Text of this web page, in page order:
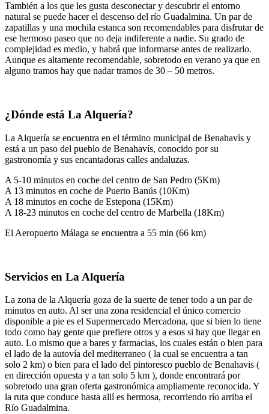
También a los que les gusta desconectar y descubrir el entorno
natural se puede hacer el descenso del río Guadalmina. Un par de
zapatillas y una mochila estanca son recomendables para disfrutar de
ese hermoso paseo que no deja indiferente a nadie. Su grado de
complejidad es medio, y habrá que informarse antes de realizarlo.
Aunque es altamente recomendable, sobretodo en verano ya que en
alguno tramos hay que nadar tramos de 30 – 50 metros.
¿Dónde está La Alquería?
La Alquería se encuentra en el término municipal de Benahavís y
está a un paso del pueblo de Benahavís, conocido por su
gastronomía y sus encantadoras calles andaluzas.
A 5-10 minutos en coche del centro de San Pedro (5Km)
A 13 minutos en coche de Puerto Banús (10Km)
A 18 minutos en coche de Estepona (15Km)
A 18-23 minutos en coche del centro de Marbella (18Km)
El Aeropuerto Málaga se encuentra a 55 min (66 km)
Servicios en La Alquería
La zona de la Alquería goza de la suerte de tener todo a un par de
minutos en auto. Al ser una zona residencial el único comercio
disponible a pie es el Supermercado Mercadona, que si bien lo tiene
todo como hay gente que prefiere otros y a esos si hay que llegar en
auto. Lo mismo que a bares y farmacias, los cuales están o bien para
el lado de la autovía del mediterraneo ( la cual se encuentra a tan
solo 2 km) o bien para el lado del pintoresco pueblo de Benahavis (
en dirección opuesta y a tan solo 5 km ), donde encontrará por
sobretodo una gran oferta gastronómica ampliamente reconocida. Y
la ruta que conduce hasta allí es hermosa, recorriendo río arriba el
Río Guadalmina.